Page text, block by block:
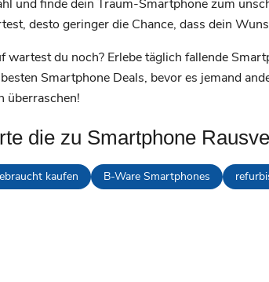
und finde dein Traum-Smartphone zum
desto geringer die Chance, dass dein
wartest du noch? Erlebe täglich fallende
Smartphone Deals, bevor es jemand
überraschen!
die zu Smartphone
kaufen B-Ware Smartphones